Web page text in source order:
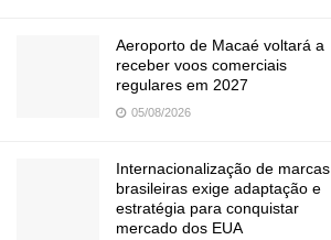
Aeroporto de Macaé voltará a
receber voos comerciais
regulares em 2027
05/08/2026
Internacionalização de marcas
brasileiras exige adaptação e
estratégia para conquistar
mercado dos EUA